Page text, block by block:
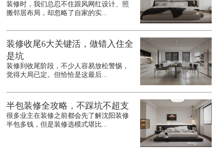
装修时，我们总忍不住跟风网红设计、照
搬邻居布局，却忽略了自家的实...
装修收尾6大关键活，做错入住全
是坑
装修到收尾阶段，不少人容易放松警惕，
觉得大局已定。但恰恰是这最后...
半包装修全攻略，不踩坑不超支
很多业主在装修之前都会先了解沈阳装修
半包多钱，但是装修选模式堪比...